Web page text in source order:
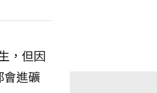
，但因
會進礦